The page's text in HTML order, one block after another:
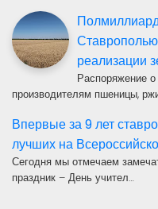
реализации
Распоряжение
производителям пшеницы,
Впервые за 9 лет
лучших на
Сегодня мы отмечаем
праздник – День учител…